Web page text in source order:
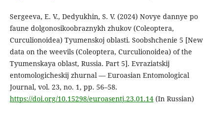
Sergeeva, E. V., Dedyukhin, S. V. (2024) Novye dannye po
faune dolgonosikoobraznykh zhukov (Coleoptera,
Curculionoidea) Tyumenskoj oblasti. Soobshchenie 5 [New
data on the weevils (Coleoptera, Curculionoidea) of the
Tyumenskaya oblast, Russia. Part 5]. Evraziatskij
entomologicheskij zhurnal — Euroasian Entomological
Journal, vol. 23, no. 1, pp. 56–58.
https://doi.org/10.15298/euroasentj.23.01.14(In Russian)